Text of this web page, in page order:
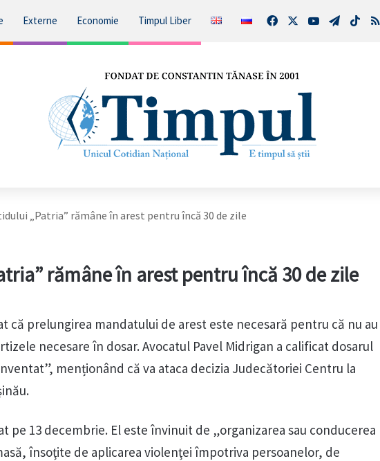
Externe Economie Timpul Liber FacebookYouTubeTelegram
„Patria” rămâne în arest pentru încă 30 de zile
rămâne în arest pentru încă 30 de zile
că prelungirea mandatului de arest este necesară pentru că nu au
necesare în dosar. Avocatul Pavel Midrigan a calificat dosarul
menționând că va ataca decizia Judecătoriei Centru la
pe 13 decembrie. El este învinuit de „organizarea sau conducerea
însoţite de aplicarea violenţei împotriva persoanelor, de